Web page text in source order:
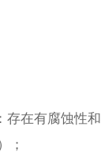
在有腐蚀性和
；